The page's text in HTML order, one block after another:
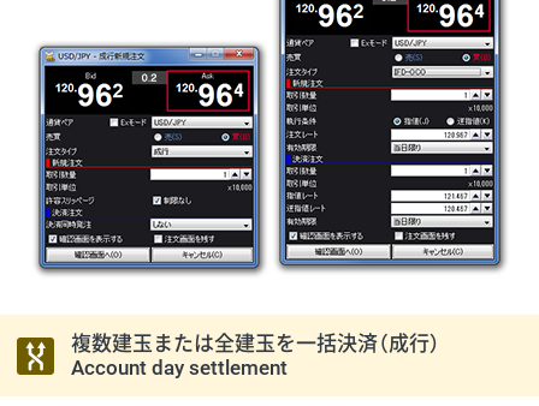
複数建玉または全建玉を一括決済（成行）
Account day settlement